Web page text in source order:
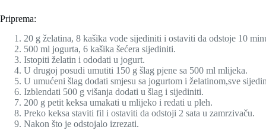
Priprema:
20 g želatina, 8 kašika vode sijediniti i ostaviti da odstoje 10
500 ml jogurta, 6 kašika šećera sijediniti.
Istopiti želatin i ododati u jogurt.
U drugoj posudi umutiti 150 g šlag pjene sa 500 ml mlijeka.
U umućeni šlag dodati smjesu sa jogurtom i želatinom,sve
Izblendati 500 g višanja dodati u šlag i sijediniti.
200 g petit keksa umakati u mlijeko i redati u pleh.
Preko keksa staviti fil i ostaviti da odstoji 2 sata u zamrzivaču.
Nakon što je odstojalo izrezati.